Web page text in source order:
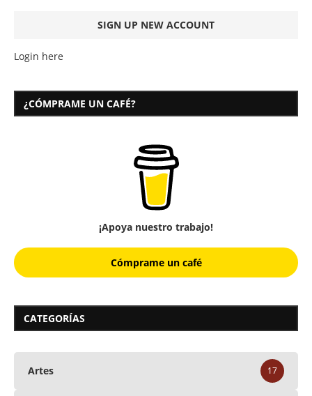
Login here
¿CÓMPRAME UN CAFÉ?
¡Apoya nuestro trabajo!
Cómprame un café
CATEGORÍAS
Artes 17